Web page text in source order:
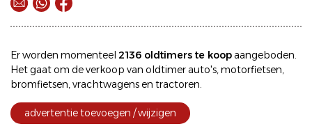
Er worden momenteel 2136 oldtimers te koopaangeboden.
Het gaat om deverkoop van oldtimerauto's,motorfietsen,
bromfietsen,vrachtwagens en tractoren.
advertentie toevoegen / wijzigen